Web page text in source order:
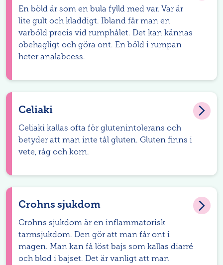
En böld är som en bula fylld med var. Var är
lite gult och kladdigt. Ibland får man en
varböld precis vid rumphålet. Det kan kännas
obehagligt och göra ont. En böld i rumpan
heter analabcess.
Celiaki
Celiaki kallas ofta för glutenintolerans och
betyder att man inte tål gluten. Gluten finns i
vete, råg och korn.
Crohns sjukdom
Crohns sjukdom är en inflammatorisk
tarmsjukdom. Den gör att man får ont i
magen. Man kan få löst bajs som kallas diarré
och blod i bajset. Det är vanligt att man